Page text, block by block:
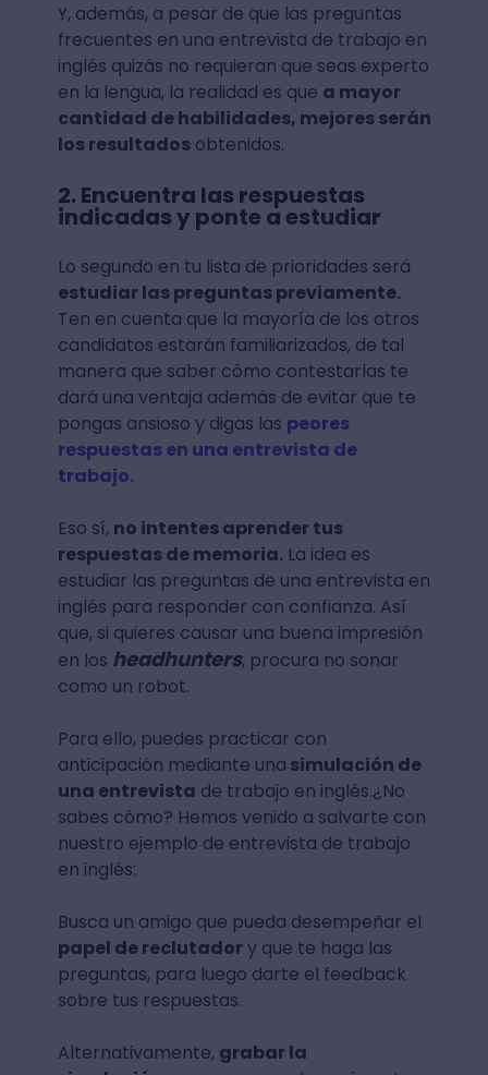
Y, además, a pesar de que las preguntas
frecuentes en una entrevista de trabajo en
inglés quizás no requieran que seas experto
en la lengua, la realidad es que a mayor
cantidad de habilidades, mejores serán
los resultadosobtenidos.
2. Encuentra las respuestas
indicadas y ponte a estudiar
Lo segundo en tu lista de prioridades será
estudiar las preguntas previamente.
Ten en cuenta que la mayoría de los otros
candidatos estarán familiarizados, de tal
manera que saber cómo contestarlas te
dará una ventaja además de evitar que te
pongas ansioso y digas las peores
respuestas en una entrevista de
trabajo.
Eso sí, no intentes aprender tus
respuestas de memoria.La idea es
estudiar las preguntas de una entrevista en
inglés para responder con confianza. Así
que, si quieres causar una buena impresión
en los headhunters, procura no sonar
como un robot.
Para ello, puedes practicar con
anticipación mediante una simulación de
una entrevista de trabajo en inglés.¿No
sabes cómo? Hemos venido a salvarte con
nuestro ejemplo de entrevista de trabajo
en inglés:
Busca un amigo que pueda desempeñar el
papel de reclutador y que te haga las
preguntas, para luego darte el feedback
sobre tus respuestas.
Alternativamente, grabar la